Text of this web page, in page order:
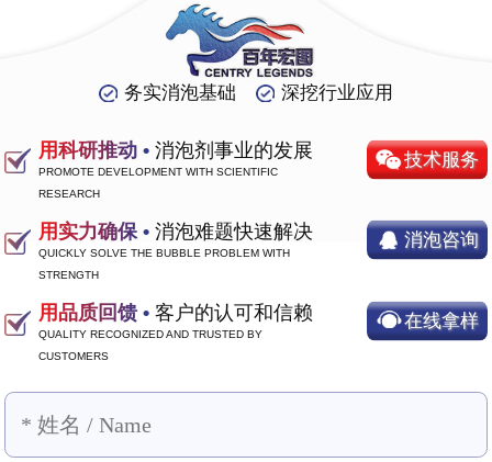
务实消泡基础 深挖行业应用
用科研推动 • 消泡剂事业的发展
PROMOTE DEVELOPMENT WITH SCIENTIFIC
RESEARCH
用实力确保 • 消泡难题快速解决
QUICKLY SOLVE THE BUBBLE PROBLEM WITH
STRENGTH
用品质回馈 • 客户的认可和信赖
QUALITY RECOGNIZED AND TRUSTED BY
CUSTOMERS
技术服务
消泡咨询
在线拿样